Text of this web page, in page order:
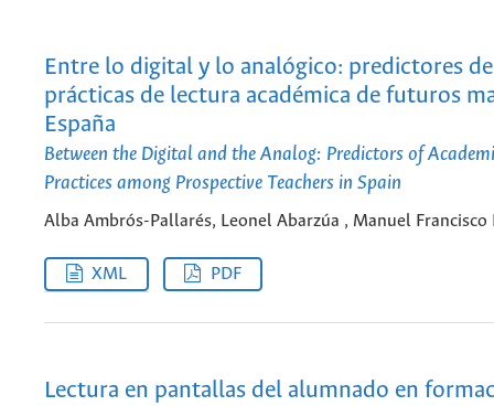
Entre lo digital y lo analógico: predictores
prácticas de lectura académica de futuros
España
Between the Digital and the Analog: Predictors of
Practices among Prospective Teachers in Spain
Alba Ambrós-Pallarés, Leonel Abarzúa , Manuel Francisco
XML PDF
Lectura en pantallas del alumnado en